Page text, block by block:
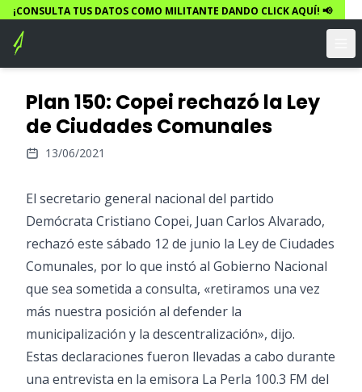
¡CONSULTA TUS DATOS COMO MILITANTE DANDO CLICK AQUÍ! 📢
Plan 150: Copei rechazó la Ley
de Ciudades Comunales
13/06/2021
El secretario general nacional del partido
Demócrata Cristiano Copei, Juan Carlos Alvarado,
rechazó este sábado 12 de junio la Ley de Ciudades
Comunales, por lo que instó al Gobierno Nacional
que sea sometida a consulta, «retiramos una vez
más nuestra posición al defender la
municipalización y la descentralización», dijo.
Estas declaraciones fueron llevadas a cabo durante
una entrevista en la emisora La Perla 100.3 FM del